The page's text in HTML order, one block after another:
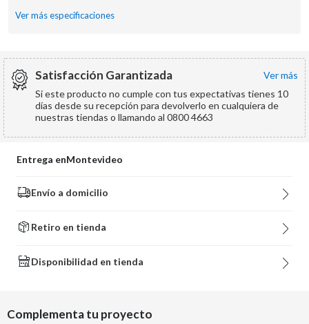
Ver más especificaciones
Satisfacción Garantizada
ver más
Si este producto no cumple con tus expectativas tienes 10
días desde su recepción para devolverlo en cualquiera de
nuestras tiendas o llamando al 0800 4663
Entrega enMontevideo
Envío a domicilio
Retiro en tienda
Disponibilidad en tienda
Complementa tu proyecto